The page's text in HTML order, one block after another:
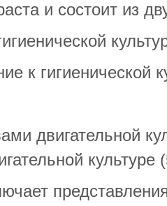
и состоит из
к гигиенической
двигательной
культуре